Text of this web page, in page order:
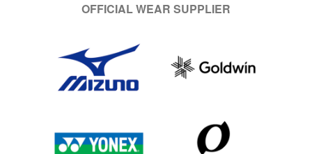
OFFICIAL WEAR SUPPLIER